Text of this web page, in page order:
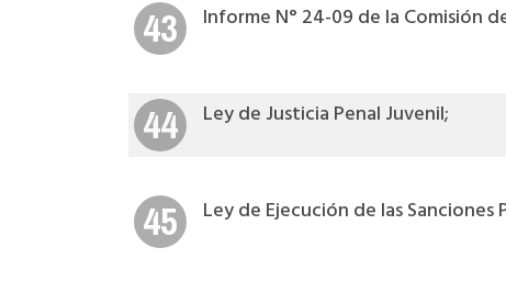
43 Informe N° 24-09 de la Comisión
44 Ley de Justicia Penal Juvenil;
45 Ley de Ejecución de las Sanciones